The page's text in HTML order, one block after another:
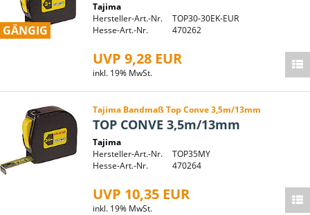
GÄNGIG
Tajima
Hersteller-Art.-Nr.
TOP30-30EK-EUR
Hesse-Art.-Nr.
470262
UVP 9,28 EUR
inkl. 19% MwSt.
Tajima Bandmaß Top Conve 3,5m/13mm
TOP CONVE 3,5m/13mm
Tajima
Hersteller-Art.-Nr.
TOP35MY
Hesse-Art.-Nr.
470264
UVP 10,35 EUR
inkl. 19% MwSt.